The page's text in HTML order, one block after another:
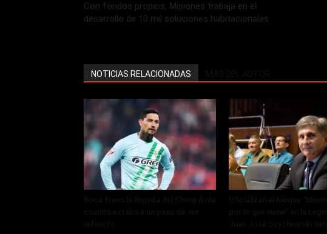
Con fondos propios, Misiones trabaja en el
desarrollo de 10 mil soluciones habitacionales
NOTICIAS RELACIONADAS